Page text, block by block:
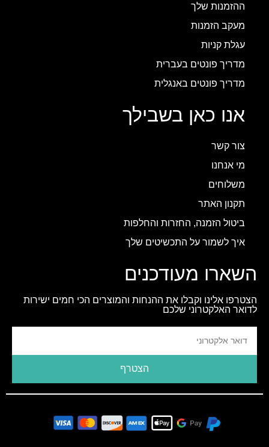
ההזמנות שלך
מעקב הזמנות
עגלת קניות
מדריך פונטים בעברית
מדריך פונטים באנגלית
אנו כאן בשבילך
צור קשר
מי אנחנו
משלוחים
תקנון האתר
ביטול הזמנה, החזרות והחלפות
איך לשמור על התכשיטים שלך
השארו מעודכנים
הצטרפו אלינו וקבלו את ההנחות והמוצרים הכי חמים ישירות
לדואר האלקטרוני שלכם
הצטרף